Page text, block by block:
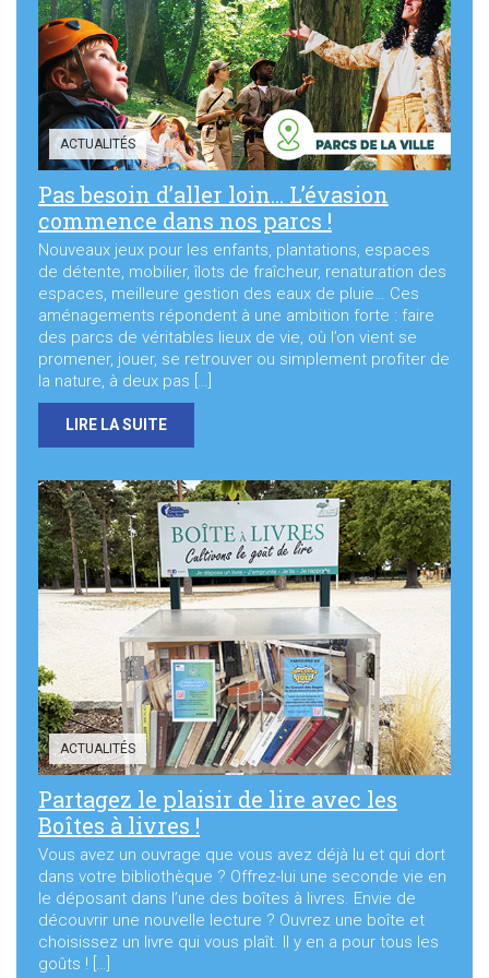
Sortir à Ste Gen’
ACTUALITÉS
Pas besoin d’aller loin… L’évasion
commence dans nos parcs !
Nouveaux jeux pour les enfants, plantations, espaces
de détente, mobilier, îlots de fraîcheur, renaturation des
espaces, meilleure gestion des eaux de pluie… Ces
aménagements répondent à une ambition forte : faire
des parcs de véritables lieux de vie, où l’on vient se
promener, jouer, se retrouver ou simplement profiter de
la nature, à deux pas […]
LIRE LA SUITE
ACTUALITÉS
Partagez le plaisir de lire avec les
Boîtes à livres !
Vous avez un ouvrage que vous avez déjà lu et qui dort
dans votre bibliothèque ? Offrez-lui une seconde vie en
le déposant dans l’une des boîtes à livres. Envie de
découvrir une nouvelle lecture ? Ouvrez une boîte et
choisissez un livre qui vous plaît. Il y en a pour tous les
goûts ! […]